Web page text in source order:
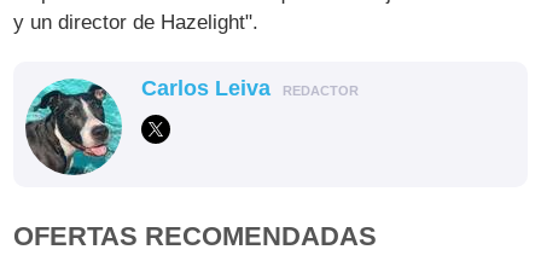
y un director de Hazelight".
Carlos Leiva REDACTOR
OFERTAS RECOMENDADAS